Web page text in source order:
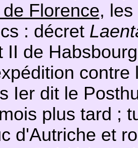
Florence, les
: décret
II de
Ier dit le
plus tard ;
d'Autriche et